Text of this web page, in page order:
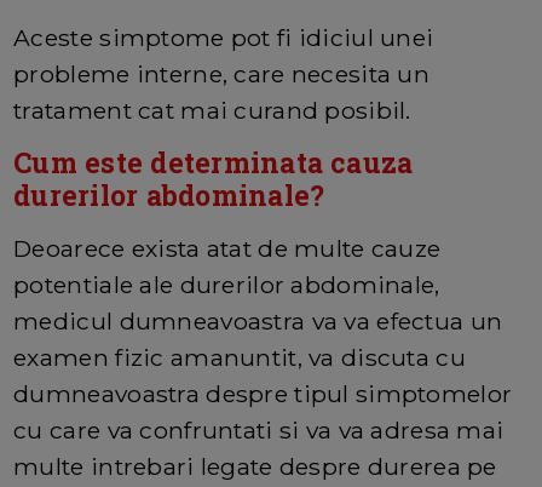
Aceste simptome pot fi idiciul unei
probleme interne, care necesita un
tratament cat mai curand posibil.
Cum este determinata cauza
durerilor abdominale?
Deoarece exista atat de multe cauze
potentiale ale durerilor abdominale,
medicul dumneavoastra va va efectua un
examen fizic amanuntit, va discuta cu
dumneavoastra despre tipul simptomelor
cu care va confruntati si va va adresa mai
multe intrebari legate despre durerea pe